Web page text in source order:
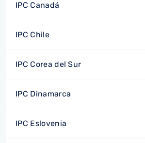
IPC Canadá
IPC Chile
IPC Corea del Sur
IPC Dinamarca
IPC Eslovenia